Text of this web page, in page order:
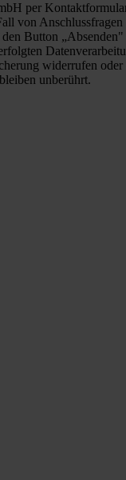
per
von
Button „Absenden"
widerrufen
unberührt.